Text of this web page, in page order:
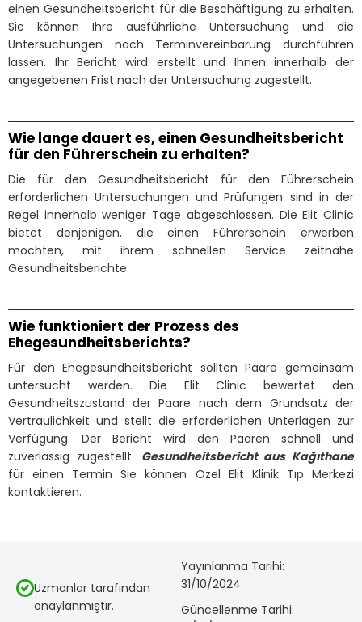
einen Gesundheitsbericht für die Beschäftigung zu erhalten.
Sie können Ihre ausführliche Untersuchung und die
Untersuchungen nach Terminvereinbarung durchführen
lassen. Ihr Bericht wird erstellt und Ihnen innerhalb der
angegebenen Frist nach der Untersuchung zugestellt.
Wie lange dauert es, einen Gesundheitsbericht
für den Führerschein zu erhalten?
Die für den Gesundheitsbericht für den Führerschein
erforderlichen Untersuchungen und Prüfungen sind in der
Regel innerhalb weniger Tage abgeschlossen. Die Elit Clinic
bietet denjenigen, die einen Führerschein erwerben
möchten, mit ihrem schnellen Service zeitnahe
Gesundheitsberichte.
Wie funktioniert der Prozess des
Ehegesundheitsberichts?
Für den Ehegesundheitsbericht sollten Paare gemeinsam
untersucht werden. Die Elit Clinic bewertet den
Gesundheitszustand der Paare nach dem Grundsatz der
Vertraulichkeit und stellt die erforderlichen Unterlagen zur
Verfügung. Der Bericht wird den Paaren schnell und
zuverlässig zugestellt. Gesundheitsbericht aus Kağıthane
für einen Termin Sie können Özel Elit Klinik Tıp Merkezi
kontaktieren.
Uzmanlar tarafından
onaylanmıştır.
Yayınlanma Tarihi:
31/10/2024
Güncellenme Tarihi: